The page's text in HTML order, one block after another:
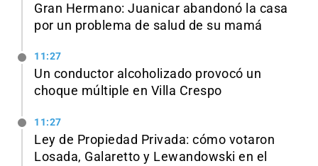
Gran Hermano: Juanicar abandonó la casa
por un problema de salud de su mamá
11:27
Un conductor alcoholizado provocó un
choque múltiple en Villa Crespo
11:27
Ley de Propiedad Privada: cómo votaron
Losada, Galaretto y Lewandowski en el